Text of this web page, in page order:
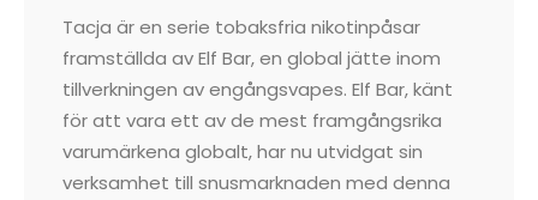
Tacja är en serie tobaksfria nikotinpåsar
framställda av Elf Bar, en global jätte inom
tillverkningen av engångsvapes. Elf Bar, känt
för att vara ett av de mest framgångsrika
varumärkena globalt, har nu utvidgat sin
verksamhet till snusmarknaden med denna